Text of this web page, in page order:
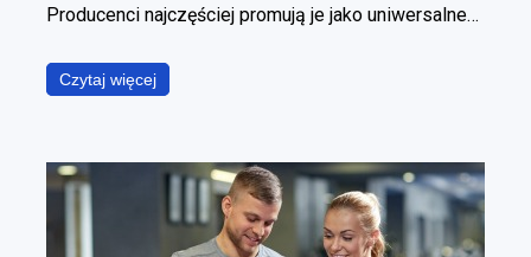
Producenci najczęściej promują je jako uniwersalne
snu, wzrost poziomu energii, wyostrzenie
koncentracji, redukcję stresu oraz wzmocnienie
to jednak założenie błędne. Poszczególne
adaptogeny wyraźnie różnią się od siebie
mechanizmem działania, ich skuteczność zależy od
specyficznego kontekstu stosowania, a jakość
Czytaj więcej